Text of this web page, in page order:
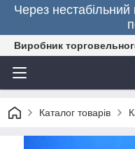
Через
Виробник
Каталог товарів